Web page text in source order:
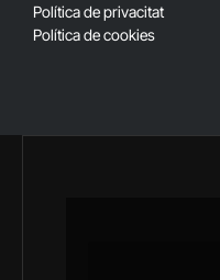
Política de privacitat
Política de cookies